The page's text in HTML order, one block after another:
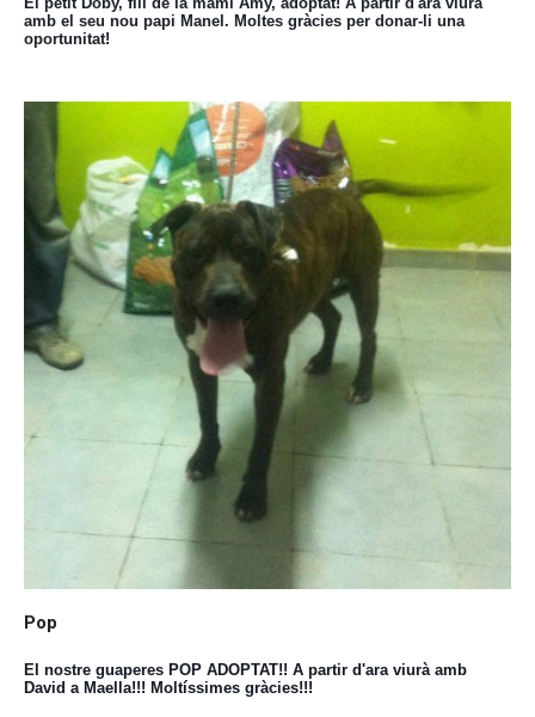
amb el seu nou papi Manel. Moltes gràcies per donar-li una
oportunitat!
Pop
El nostre guaperes POP ADOPTAT!! A partir d'ara viurà amb
David a Maella!!! Moltíssimes gràcies!!!